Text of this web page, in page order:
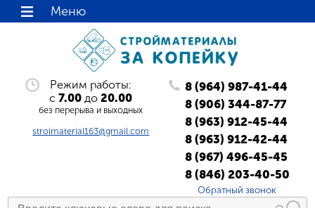
Режим работы:
с7.00 до20.00
без перерыва и выходных
stroimaterial163@gmail.com
8 (964) 987-41-44
8 (906) 344-87-77
8 (963) 912-45-44
8 (963) 912-42-44
8 (967) 496-45-45
8 (846) 203-40-50
Обратный звонок
Меню